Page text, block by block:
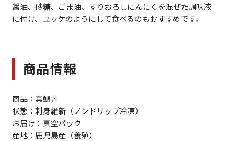
醤油、砂糖、ごま油、すりおろしにんにくを混ぜた調味液
に付け、ユッケのようにして食べるのもおすすめです。
商品情報
商品：真鯛丼
状態：刺身維新（ノンドリップ冷凍）
お届け：真空パック
産地：鹿児島産（養殖）